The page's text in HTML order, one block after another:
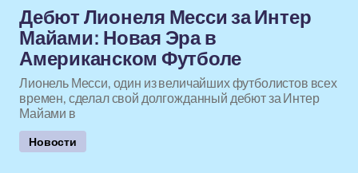
Дебют Лионеля Месси за Интер
Майами: Новая Эра в
Американском Футболе
Лионель Месси, один из величайших футболистов всех
времен, сделал свой долгожданный дебют за Интер
Майами в
Новости